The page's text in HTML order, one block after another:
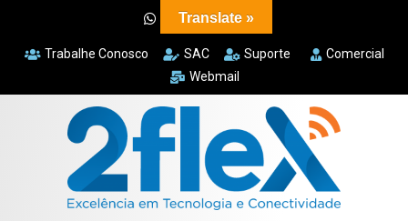
Trabalhe Conosco SAC Suporte
Comercial
Webmail
Translate »